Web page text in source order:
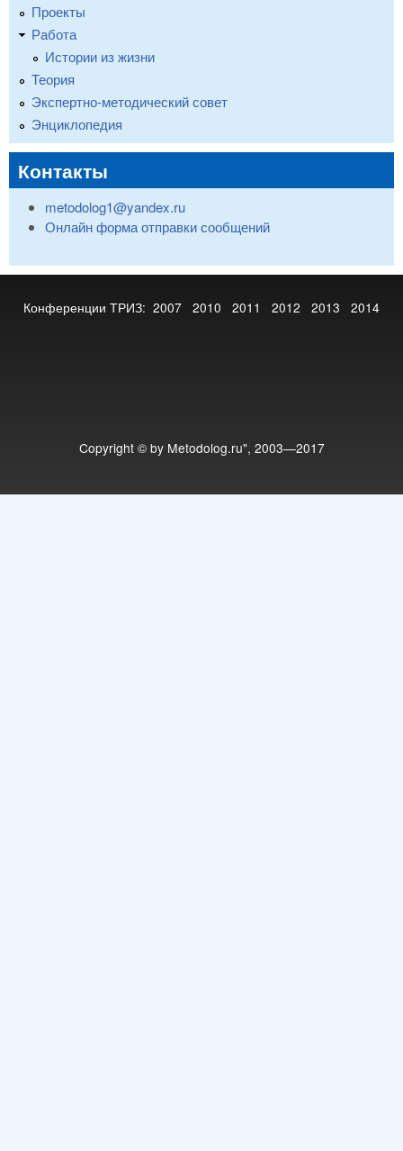
Проекты
Работа
Истории из жизни
Теория
Экспертно-методический совет
Энциклопедия
Контакты
metodolog1@yandex.ru
Онлайн форма отправки сообщений
Конференции ТРИЗ: 2007 2010 2011 2012 2013 2014
Copyright © by Metodolog.ru", 2003—2017